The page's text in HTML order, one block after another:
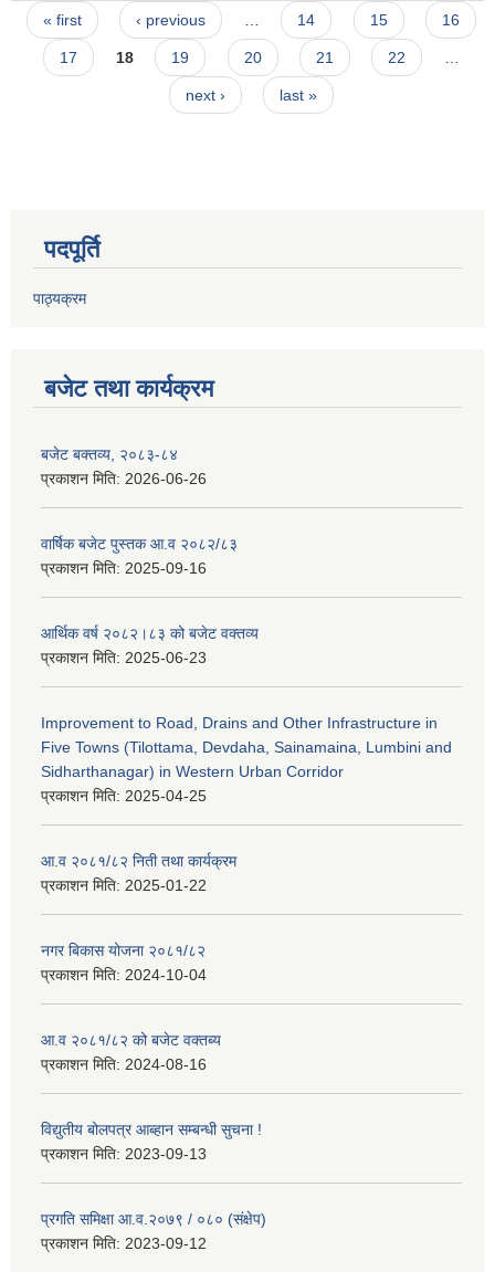
Pages
« first ‹ previous … 14 15 16
17 18 19 20 21 22 …
next › last »
पदपूर्ति
पाठ्यक्रम
बजेट तथा कार्यक्रम
बजेट बक्तव्य, २०८३-८४
प्रकाशन मिति: 2026-06-26
वार्षिक बजेट पुस्तक आ.व २०८२/८३
प्रकाशन मिति: 2025-09-16
आर्थिक वर्ष २०८२।८३ को बजेट वक्तव्य
प्रकाशन मिति: 2025-06-23
Improvement to Road, Drains and Other Infrastructure in
Five Towns (Tilottama, Devdaha, Sainamaina, Lumbini and
Sidharthanagar) in Western Urban Corridor
प्रकाशन मिति: 2025-04-25
आ.व २०८१/८२ निती तथा कार्यक्रम
प्रकाशन मिति: 2025-01-22
नगर बिकास योजना २०८१/८२
प्रकाशन मिति: 2024-10-04
आ.व २०८१/८२ को बजेट वक्तब्य
प्रकाशन मिति: 2024-08-16
विद्युतीय बोलपत्र आब्हान सम्बन्धी सुचना !
प्रकाशन मिति: 2023-09-13
प्रगति समिक्षा आ.व.२०७९ / ०८० (संक्षेप)
प्रकाशन मिति: 2023-09-12